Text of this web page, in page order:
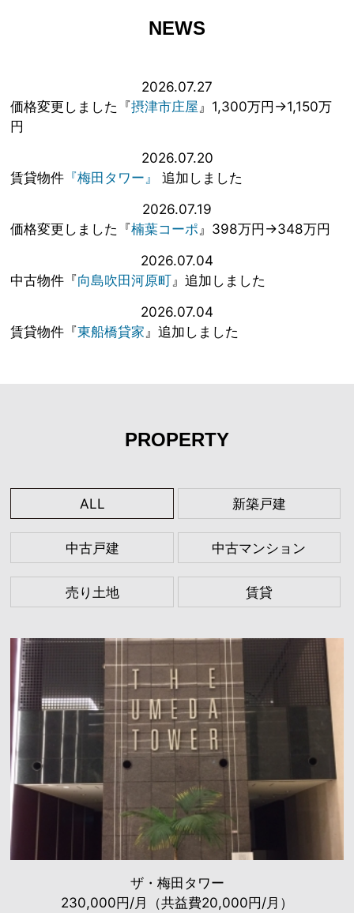
NEWS
2026.07.27
価格変更しました『摂津市庄屋』1,300万円→1,150万
円
2026.07.20
賃貸物件 『梅田タワー』
追加しました
2026.07.19
価格変更しました『楠葉コーポ』398万円→348万円
2026.07.04
中古物件『向島吹田河原町』追加しました
2026.07.04
賃貸物件『東船橋貸家』追加しました
PROPERTY
ALL 新築戸建
中古戸建 中古マンション
売り土地 賃貸
ザ・梅田タワー
230,000円/月（共益費20,000円/月）